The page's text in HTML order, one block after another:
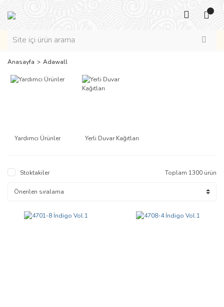
Anasayfa Adawall
Yardımcı Ürünler Yerli Duvar Kağıtları
Stoktakiler Toplam 1300 ürün